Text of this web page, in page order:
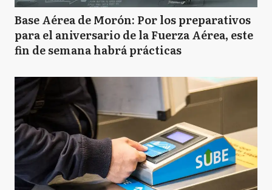
Base Aérea de Morón: Por los preparativos
para el aniversario de la Fuerza Aérea, este
fin de semana habrá prácticas